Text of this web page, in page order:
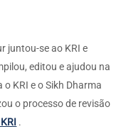
juntou-se ao KRI e
editou e ajudou na
KRI e o Sikh Dharma
o processo de revisão
.